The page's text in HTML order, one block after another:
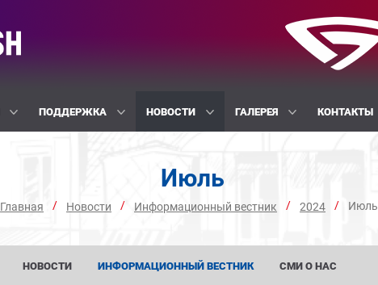
ПОДДЕРЖКА НОВОСТИ ГАЛЕРЕЯ КОНТАКТЫ
Июль
Главная / Новости / Информационный вестник / 2024 / Июль
НОВОСТИ ИНФОРМАЦИОННЫЙ ВЕСТНИК СМИ О НАС